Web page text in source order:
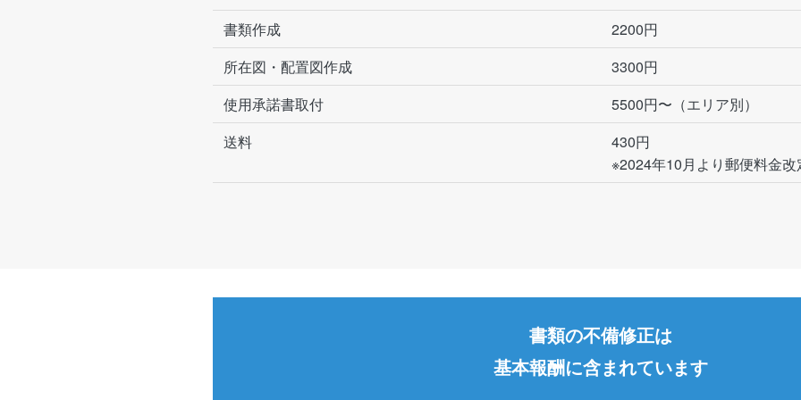
書類作成
2200円
所在図・配置図作成
3300円
使用承諾書取付
5500円〜（エリア別）
送料
430円
※2024年10月より郵便料金改
書類の不備修正は
基本報酬に含まれています